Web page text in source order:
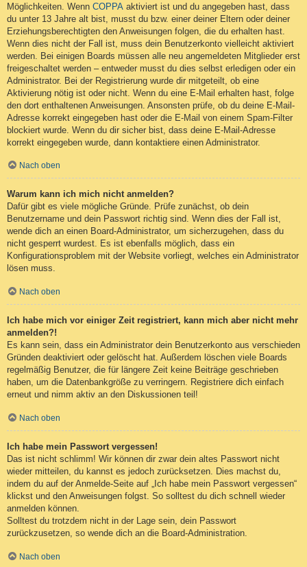
Möglichkeiten. Wenn COPPA aktiviert ist und du angegeben hast, dass
du unter 13 Jahre alt bist, musst du bzw. einer deiner Eltern oder deiner
Erziehungsberechtigten den Anweisungen folgen, die du erhalten hast.
Wenn dies nicht der Fall ist, muss dein Benutzerkonto vielleicht aktiviert
werden. Bei einigen Boards müssen alle neu angemeldeten Mitglieder erst
freigeschaltet werden – entweder musst du dies selbst erledigen oder ein
Administrator. Bei der Registrierung wurde dir mitgeteilt, ob eine
Aktivierung nötig ist oder nicht. Wenn du eine E-Mail erhalten hast, folge
den dort enthaltenen Anweisungen. Ansonsten prüfe, ob du deine E-Mail-
Adresse korrekt eingegeben hast oder die E-Mail von einem Spam-Filter
blockiert wurde. Wenn du dir sicher bist, dass deine E-Mail-Adresse
korrekt eingegeben wurde, dann kontaktiere einen Administrator.
Nach oben
Warum kann ich mich nicht anmelden?
Dafür gibt es viele mögliche Gründe. Prüfe zunächst, ob dein
Benutzername und dein Passwort richtig sind. Wenn dies der Fall ist,
wende dich an einen Board-Administrator, um sicherzugehen, dass du
nicht gesperrt wurdest. Es ist ebenfalls möglich, dass ein
Konfigurationsproblem mit der Website vorliegt, welches ein Administrator
lösen muss.
Nach oben
Ich habe mich vor einiger Zeit registriert, kann mich aber nicht mehr
anmelden?!
Es kann sein, dass ein Administrator dein Benutzerkonto aus verschieden
Gründen deaktiviert oder gelöscht hat. Außerdem löschen viele Boards
regelmäßig Benutzer, die für längere Zeit keine Beiträge geschrieben
haben, um die Datenbankgröße zu verringern. Registriere dich einfach
erneut und nimm aktiv an den Diskussionen teil!
Nach oben
Ich habe mein Passwort vergessen!
Das ist nicht schlimm! Wir können dir zwar dein altes Passwort nicht
wieder mitteilen, du kannst es jedoch zurücksetzen. Dies machst du,
indem du auf der Anmelde-Seite auf „Ich habe mein Passwort vergessen“
klickst und den Anweisungen folgst. So solltest du dich schnell wieder
anmelden können.
Solltest du trotzdem nicht in der Lage sein, dein Passwort
zurückzusetzen, so wende dich an die Board-Administration.
Nach oben